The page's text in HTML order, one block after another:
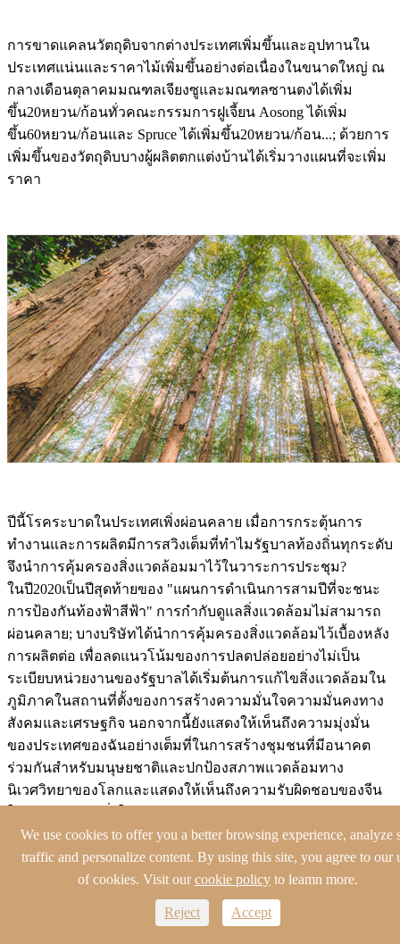
การขาดแคลนวัตถุดิบจากต่างประเทศเพิ่มขึ้นและอุปทานใน
ประเทศแน่นและราคาไม้เพิ่มขึ้นอย่างต่อเนื่องในขนาดใหญ่ ณ
กลางเดือนตุลาคมมณฑลเจียงซูและมณฑลซานตงได้เพิ่ม
ขึ้น20หยวน/ก้อนทั่วคณะกรรมการฝูเจี้ยน Aosong ได้เพิ่ม
ขึ้น60หยวน/ก้อนและ Spruce ได้เพิ่มขึ้น20หยวน/ก้อน...; ด้วยการ
เพิ่มขึ้นของวัตถุดิบบางผู้ผลิตตกแต่งบ้านได้เริ่มวางแผนที่จะเพิ่ม
ราคา
ปีนี้โรคระบาดในประเทศเพิ่งผ่อนคลาย เมื่อการกระตุ้นการ
ทำงานและการผลิตมีการสวิงเต็มที่ทำไมรัฐบาลท้องถิ่นทุกระดับ
จึงนำการคุ้มครองสิ่งแวดล้อมมาไว้ในวาระการประชุม?
ในปี2020เป็นปีสุดท้ายของ "แผนการดำเนินการสามปีที่จะชนะ
การป้องกันท้องฟ้าสีฟ้า" การกำกับดูแลสิ่งแวดล้อมไม่สามารถ
ผ่อนคลาย; บางบริษัทได้นำการคุ้มครองสิ่งแวดล้อมไว้เบื้องหลัง
การผลิตต่อ เพื่อลดแนวโน้มของการปลดปล่อยอย่างไม่เป็น
ระเบียบหน่วยงานของรัฐบาลได้เริ่มต้นการแก้ไขสิ่งแวดล้อมใน
ภูมิภาคในสถานที่ตั้งของการสร้างความมั่นใจความมั่นคงทาง
สังคมและเศรษฐกิจ นอกจากนี้ยังแสดงให้เห็นถึงความมุ่งมั่น
ของประเทศของฉันอย่างเต็มที่ในการสร้างชุมชนที่มีอนาคต
ร่วมกันสำหรับมนุษยชาติและปกป้องสภาพแวดล้อมทาง
นิเวศวิทยาของโลกและแสดงให้เห็นถึงความรับผิดชอบของจีน
เกือบทุกปีการผลิตบอร์ดสีเคมีและอุตสาหกรรมอื่นๆเป็นจุดสนใจ
ของการตรวจสอบการคุ้มครองสิ่งแวดล้อมของรัฐบาล ผู้ผลิต
คายไม่ออกเดียวกันหรือไม่? ที่จริงไม่ได้โรงงานตู้ครัวสแตนเลส
We use cookies to offer you a better browsing experience, analyze
traffic and personalize content. By using this site, you agree to our
of cookies. Visit ourcookie policy to leamn more.
Reject Accept